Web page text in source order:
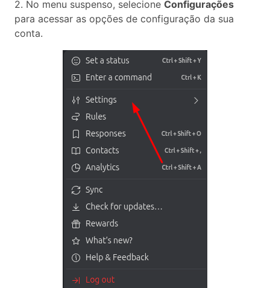
2. No menu suspenso, selecione Configurações
para acessar as opções de configuração da sua
conta.